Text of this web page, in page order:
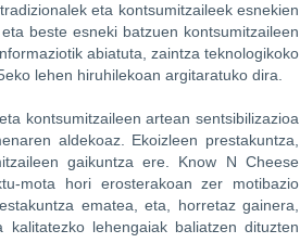
eta kontsumitzaileek esnekien
beste esneki batzuen kontsumitzaileen
abiatuta, zaintza teknologikoko
lehen hiruhilekoan argitaratuko dira.
kontsumitzaileen artean sentsibilizazioa
aldekoaz. Ekoizleen prestakuntza,
gaikuntza ere. Know N Cheese
mota hori erosterakoan zer motibazio
ematea, eta, horretaz gainera,
lehengaiak baliatzen dituzten